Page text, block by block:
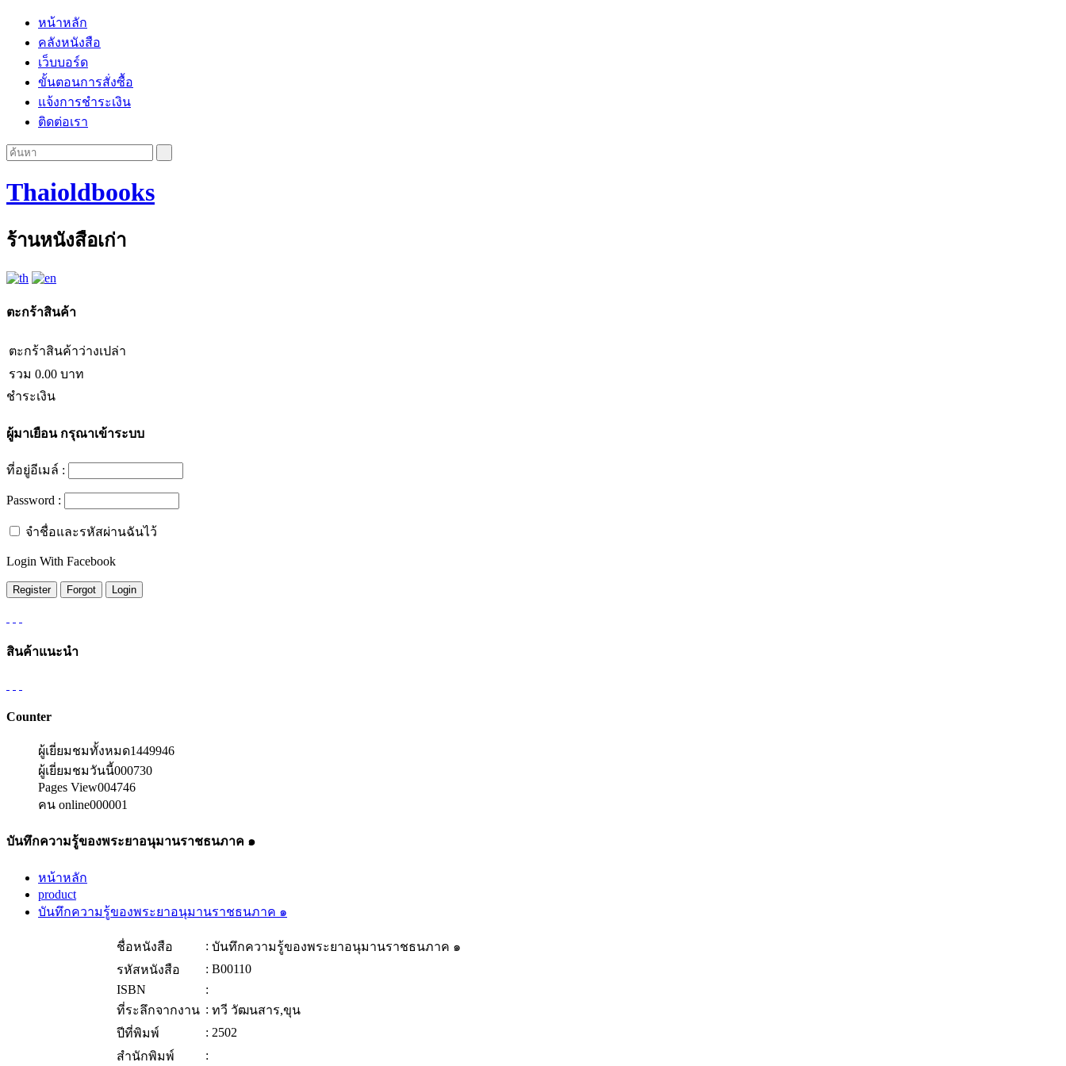
หน้าหลัก
คลังหนังสือ
เว็บบอร์ด
ขั้นตอนการสั่งซื้อ
แจ้งการชำระเงิน
ติดต่อเรา
Thaioldbooks
ร้านหนังสือเก่า
ตะกร้าสินค้า
ตะกร้าสินค้าว่างเปล่า
รวม 0.00 บาท
ชำระเงิน
ผู้มาเยือนกรุณาเข้าระบบ
ที่อยู่อีเมล์ :
Password :
จำชื่อและรหัสผ่านฉันไว้
Login With Facebook
สินค้าแนะนำ
Counter
ผู้เยี่ยมชมทั้งหมด1449946
ผู้เยี่ยมชมวันนี้000730
Pages View004746
คน online000001
บันทึกความรู้ของพระยาอนุมานราชธนภาค ๑
หน้าหลัก
product
บันทึกความรู้ของพระยาอนุมานราชธนภาค ๑
ชื่อหนังสือ : บันทึกความรู้ของพระยาอนุมานราชธนภาค ๑
รหัสหนังสือ
: B00110
ISBN
:
ที่ระลึกจากงาน : ทวี วัฒนสาร,ขุน
ปีที่พิมพ์
: 2502
สำนักพิมพ์
: